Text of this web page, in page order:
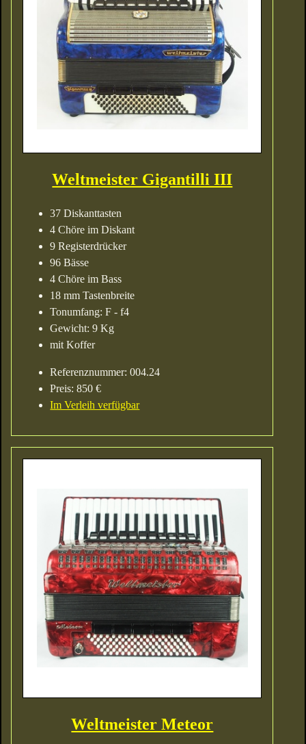
Weltmeister Gigantilli III
37 Diskanttasten
4 Chöre im Diskant
9 Registerdrücker
96 Bässe
4 Chöre im Bass
18 mm Tastenbreite
Tonumfang: F - f4
Gewicht: 9 Kg
mit Koffer
Referenznummer: 004.24
Preis: 850 €
Im Verleih verfügbar
Weltmeister Meteor